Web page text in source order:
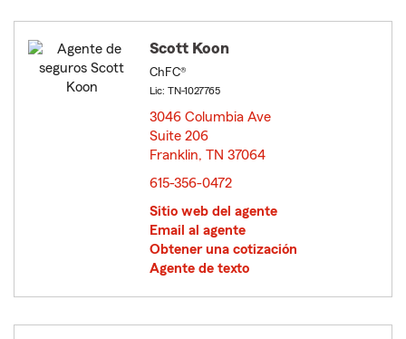
Scott Koon
ChFC®
Lic: TN-1027765
3046 Columbia Ave
Suite 206
Franklin, TN 37064
615-356-0472
Sitio web del agente
Email al agente
Obtener una cotización
Agente de texto